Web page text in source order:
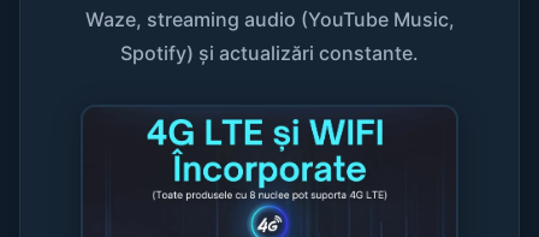
Waze, streaming audio (YouTube Music,
Spotify) și actualizări constante.